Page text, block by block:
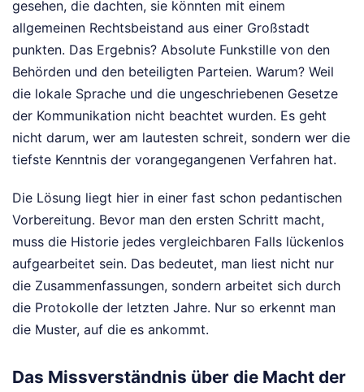
gesehen, die dachten, sie könnten mit einem
allgemeinen Rechtsbeistand aus einer Großstadt
punkten. Das Ergebnis? Absolute Funkstille von den
Behörden und den beteiligten Parteien. Warum? Weil
die lokale Sprache und die ungeschriebenen Gesetze
der Kommunikation nicht beachtet wurden. Es geht
nicht darum, wer am lautesten schreit, sondern wer die
tiefste Kenntnis der vorangegangenen Verfahren hat.
Die Lösung liegt hier in einer fast schon pedantischen
Vorbereitung. Bevor man den ersten Schritt macht,
muss die Historie jedes vergleichbaren Falls lückenlos
aufgearbeitet sein. Das bedeutet, man liest nicht nur
die Zusammenfassungen, sondern arbeitet sich durch
die Protokolle der letzten Jahre. Nur so erkennt man
die Muster, auf die es ankommt.
Das Missverständnis über die Macht der